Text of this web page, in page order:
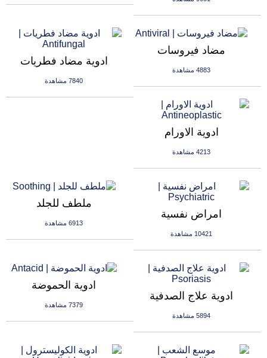
ادوية مضاد فطريات
7840 مشاهدة
مضاد فيروسات
4883 مشاهدة
ادوية الاورام
4213 مشاهدة
ملطف للجلد
6913 مشاهدة
امراض نفسية
10421 مشاهدة
ادوية الحموضة
7379 مشاهدة
ادوية علاج الصدفية
5894 مشاهدة